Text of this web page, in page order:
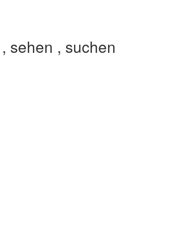
sehen , suchen